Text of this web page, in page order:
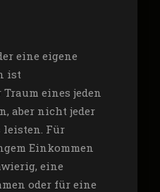
eine eigene
ist
eines jeden
aber nicht jeder
Für
Einkommen
eine
oder für eine